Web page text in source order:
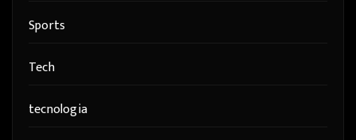
Sports
Tech
tecnologia